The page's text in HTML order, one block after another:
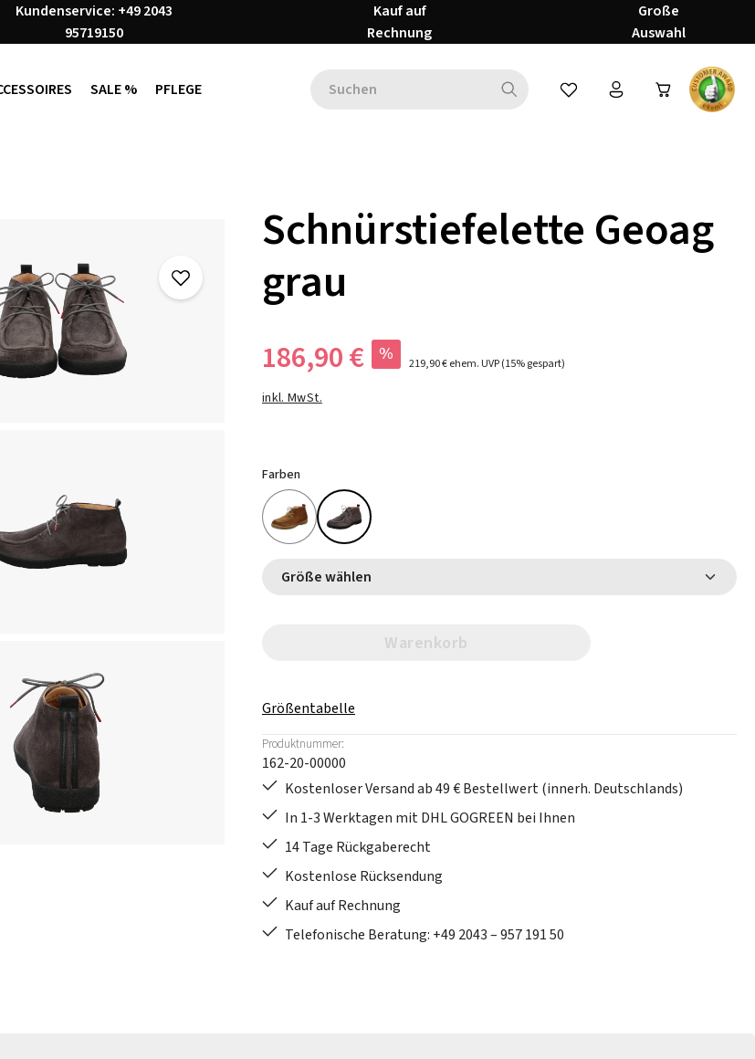
Kundenservice: +49 2043
95719150
Kauf auf
Rechnung
Große
Auswahl
SALE % PFLEGE Du hast 0 Produkte auf dem
Schnürstiefelette Geoag
grau
186,90 € % 219,90 €ehem. UVP(15% gespart)
inkl. MwSt.
Farben
Größe wählen
Warenkorb
Größentabelle
Produktnummer:
162-20-00000
Kostenloser Versand ab 49 € Bestellwert (innerh. Deutschlands)
In 1-3 Werktagen mit DHL GOGREEN bei Ihnen
14 Tage Rückgaberecht
Kostenlose Rücksendung
Kauf auf Rechnung
Telefonische Beratung: +49 2043 – 957 191 50